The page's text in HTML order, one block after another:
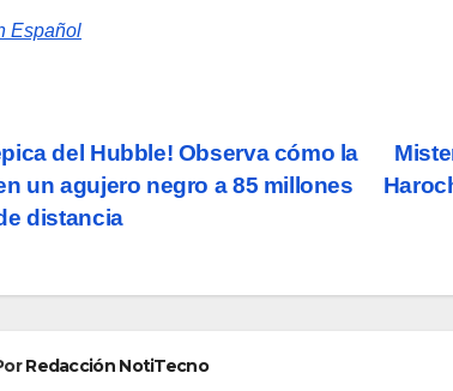
Español
del Hubble! Observa cómo la
un agujero negro a 85 millones
distancia
Redacción NotiTecno